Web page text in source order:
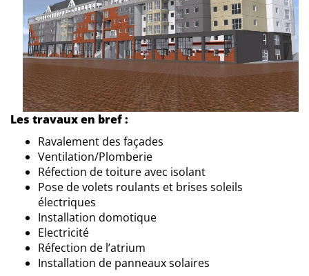
Les travaux en bref :
Ravalement des façades
Ventilation/Plomberie
Réfection de toiture avec isolant
Pose de volets roulants et brises soleils
électriques
Installation domotique
Electricité
Réfection de l’atrium
Installation de panneaux solaires